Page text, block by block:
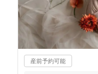
産前予約可能